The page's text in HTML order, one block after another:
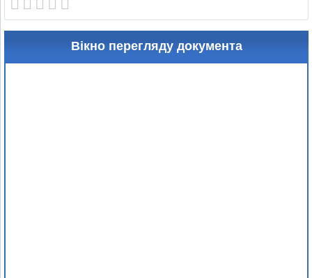
Вікно перегляду документа